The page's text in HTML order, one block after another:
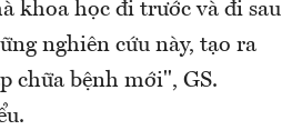
khoa học đi trước và đi sau
nghiên cứu này, tạo ra
chữa bệnh mới", GS.